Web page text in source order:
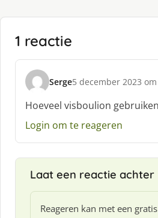
1 reactie
Serge
s
c
h
r
5 december 2023
Hoeveel visboulion
Login om te reageren
Laat een reactie achter
Reageren kan met een